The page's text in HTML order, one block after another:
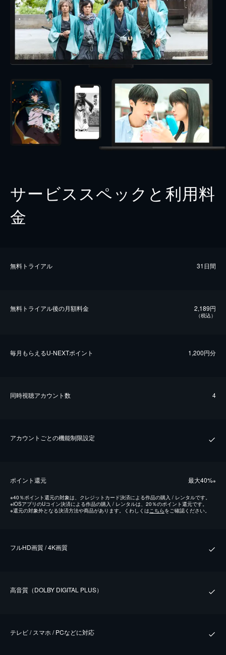
サービススペックと利用料
金
無料トライアル 31日間
無料トライアル後の⽉額料金 2,189円
（税込）
毎⽉もらえるU-NEXTポイント 1,200円分
同時視聴アカウント数 4
アカウントごとの機能制限設定
ポイント還元 最⼤40%※
※40％ポイント還元の対象は、クレジットカード決済による作品の購入 / レンタルです。
※iOSアプリのUコイン決済による作品の購入 / レンタルは、20％のポイント還元です。
※還元の対象外となる決済方法や商品があります。くわしくはこちらをご確認ください。
フルHD画質 / 4K画質
⾼⾳質（DOLBY DIGITAL PLUS）
テレビ / スマホ / PCなどに対応